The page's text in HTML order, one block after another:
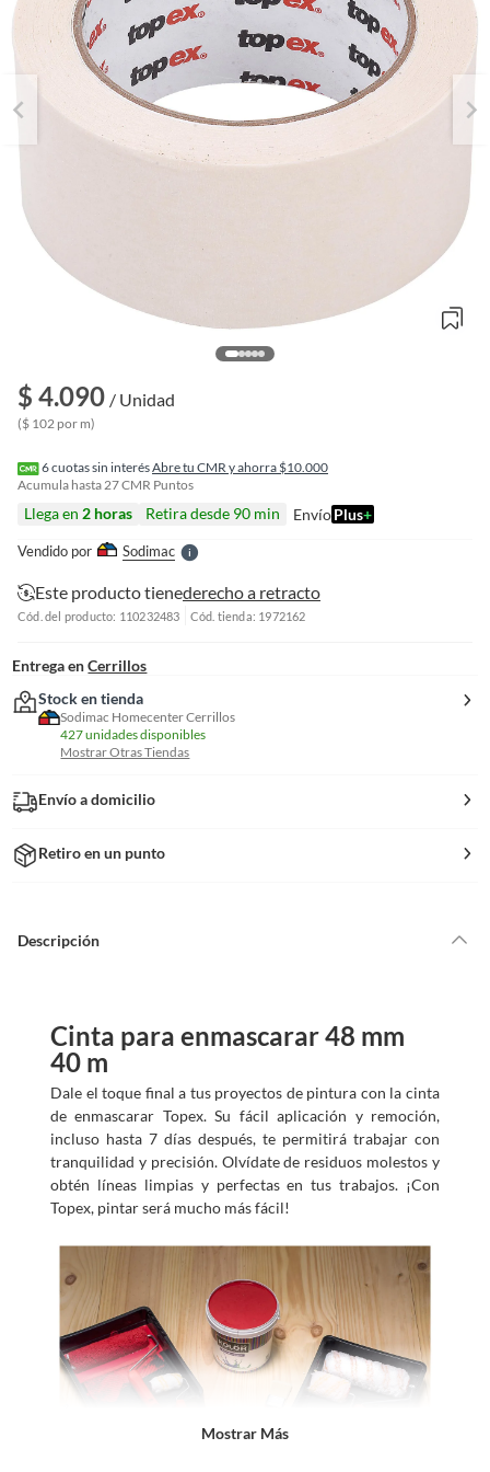
$ 4.090 / Unidad
($ 102 por m)
6cuotas sin interésAbre tu CMR y ahorra $10.000
Acumula hasta27CMR Puntos
Llega en 2 horas Retira desde 90 min EnvíoPlus+
Vendido por SodimacS
l
e
r
Este producto tienederecho a retracto
Cód. del producto: 110232483 Cód. tienda: 1972162
Entrega en Cerrillos
Stock en tienda
Sodimac Homecenter Cerrillos
427 unidades disponibles
Mostrar Otras Tiendas
Envío a domicilio
Retiro en un punto
Descripción
Cinta para enmascarar 48 mm
40 m
Dale el toque final a tus proyectos de pintura con la cinta
de enmascarar Topex. Su fácil aplicación y remoción,
incluso hasta 7 días después, te permitirá trabajar con
tranquilidad y precisión. Olvídate de residuos molestos y
obtén líneas limpias y perfectas en tus trabajos. ¡Con
Topex, pintar será mucho más fácil!
Mostrar Más